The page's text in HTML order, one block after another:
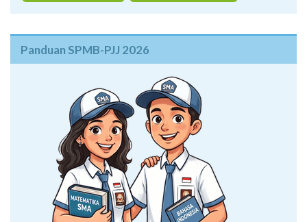
Panduan SPMB-PJJ 2026